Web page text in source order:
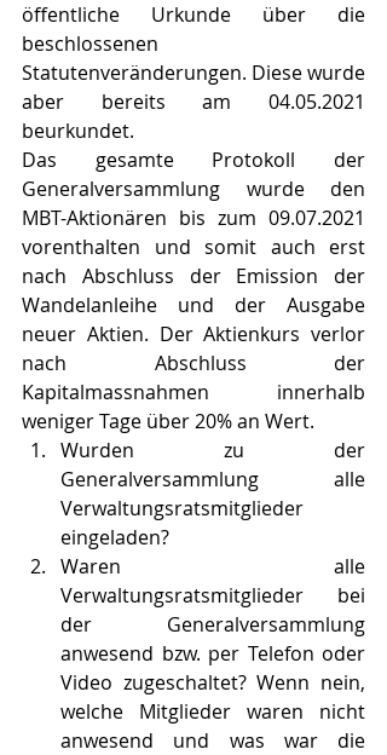
öffentliche Urkunde über die
beschlossenen
Statutenveränderungen. Diese wurde
aber bereits am 04.05.2021
beurkundet.
Das gesamte Protokoll der
Generalversammlung wurde den
MBT-Aktionären bis zum 09.07.2021
vorenthalten und somit auch erst
nach Abschluss der Emission der
Wandelanleihe und der Ausgabe
neuer Aktien. Der Aktienkurs verlor
nach Abschluss der
Kapitalmassnahmen innerhalb
weniger Tage über 20% an Wert.
Wurden zu der
Generalversammlung alle
Verwaltungsratsmitglieder
eingeladen?
Waren alle
Verwaltungsratsmitglieder bei
der Generalversammlung
anwesend bzw. per Telefon oder
Video zugeschaltet? Wenn nein,
welche Mitglieder waren nicht
anwesend und was war die